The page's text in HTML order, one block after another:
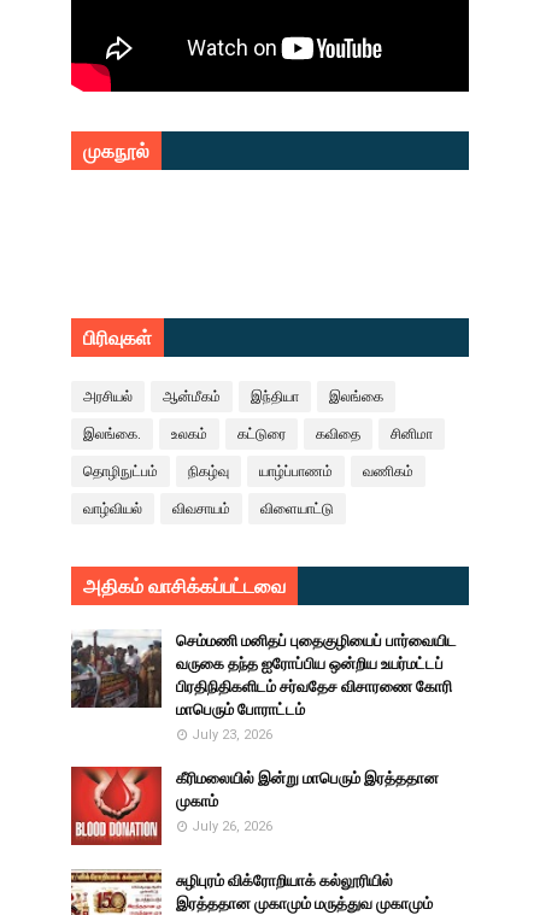
முகநூல்
பிரிவுகள்
அரசியல் ஆன்மீகம் இந்தியா இலங்கை
இலங்கை. உலகம் கட்டுரை கவிதை சினிமா
தொழிநுட்பம் நிகழ்வு யாழ்ப்பாணம் வணிகம்
வாழ்வியல் விவசாயம் விளையாட்டு
அதிகம் வாசிக்கப்பட்டவை
செம்மணி மனிதப் புதைகுழியைப் பார்வையிட
வருகை தந்த ஐரோப்பிய ஒன்றிய உயர்மட்டப்
பிரதிநிதிகளிடம் சர்வதேச விசாரணை கோரி
மாபெரும் போராட்டம்
July 23, 2026
கீரிமலையில் இன்று மாபெரும் இரத்ததான
முகாம்
July 26, 2026
சுழிபுரம் விக்ரோறியாக் கல்லூரியில்
இரத்ததான முகாமும் மருத்துவ முகாமும்